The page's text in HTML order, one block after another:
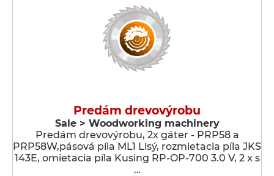
Predám drevovýrobu
Sale > Woodworking machinery
Predám drevovýrobu, 2x gáter - PRP58 a
PRP58W,pásová píla ML1 Lisý, rozmietacia píla JKS
143E, omietacia píla Kusing RP-OP-700 3.0 V, 2 x s
…